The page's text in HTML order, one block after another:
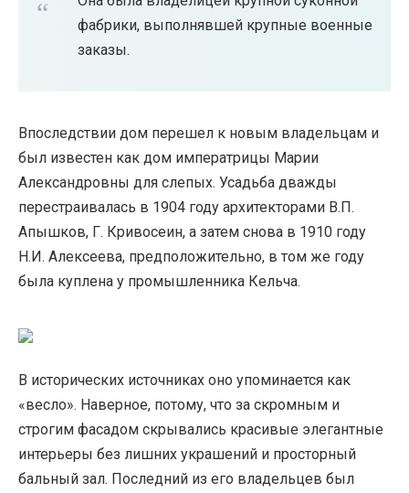
фабрики, выполнявшей крупные военные
заказы.
Впоследствии дом перешел к новым владельцам и
был известен как дом императрицы Марии
Александровны для слепых. Усадьба дважды
перестраивалась в 1904 году архитекторами В.П.
Апышков, Г. Кривосеин, а затем снова в 1910 году
Н.И. Алексеева, предположительно, в том же году
была куплена у промышленника Кельча.
В исторических источниках оно упоминается как
«весло». Наверное, потому, что за скромным и
строгим фасадом скрывались красивые элегантные
интерьеры без лишних украшений и просторный
бальный зал. Последний из его владельцев был